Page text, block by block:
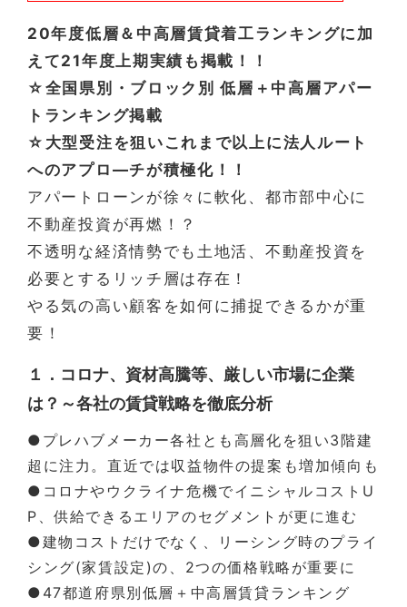
20年度低層＆中高層賃貸着工ランキングに加
えて21年度上期実績も掲載！！
☆全国県別・ブロック別 低層＋中高層アパー
トランキング掲載
☆大型受注を狙いこれまで以上に法人ルート
へのアプロ―チが積極化！！
アパートローンが徐々に軟化、都市部中心に
不動産投資が再燃！？
不透明な経済情勢でも土地活、不動産投資を
必要とするリッチ層は存在！
やる気の高い顧客を如何に捕捉できるかが重
要！
１．コロナ、資材高騰等、厳しい市場に企業
は？～各社の賃貸戦略を徹底分析
●プレハブメーカー各社とも高層化を狙い3階建
超に注力。直近では収益物件の提案も増加傾向も
●コロナやウクライナ危機でイニシャルコストU
P、供給できるエリアのセグメントが更に進む
●建物コストだけでなく、リーシング時のプライ
シング(家賃設定)の、2つの価格戦略が重要に
●47都道府県別低層＋中高層賃貸ランキング